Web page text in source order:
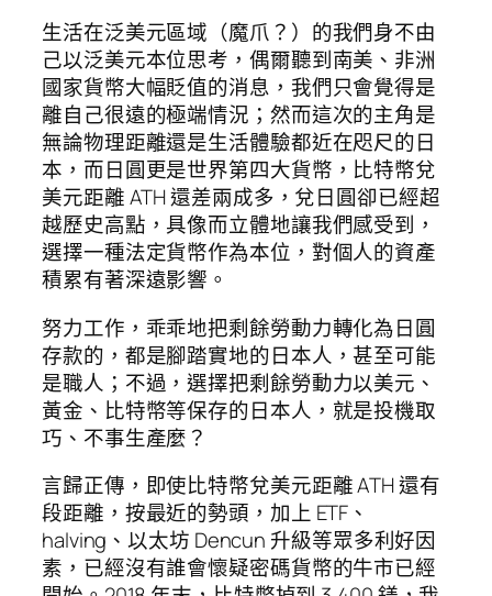
生活在泛美元區域（魔爪？）的我們身不由
己以泛美元本位思考，偶爾聽到南美、非洲
國家貨幣大幅貶值的消息，我們只會覺得是
離自己很遠的極端情況；然而這次的主角是
無論物理距離還是生活體驗都近在咫尺的日
本，而日圓更是世界第四大貨幣，比特幣兌
美元距離 ATH 還差兩成多，兌日圓卻已經超
越歷史高點，具像而立體地讓我們感受到，
選擇一種法定貨幣作為本位，對個人的資產
積累有著深遠影響。
努力工作，乖乖地把剩餘勞動力轉化為日圓
存款的，都是腳踏實地的日本人，甚至可能
是職人；不過，選擇把剩餘勞動力以美元、
黃金、比特幣等保存的日本人，就是投機取
巧、不事生產麼？
言歸正傳，即使比特幣兌美元距離 ATH 還有
段距離，按最近的勢頭，加上 ETF、
halving、以太坊 Dencun 升級等眾多利好因
素，已經沒有誰會懷疑密碼貨幣的牛市已經